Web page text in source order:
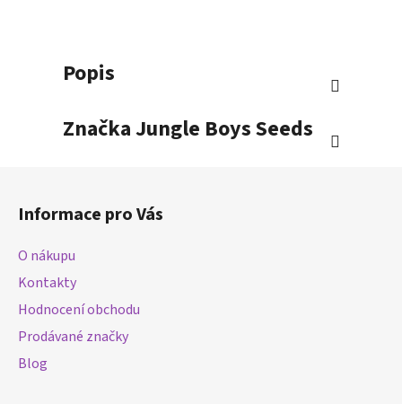
Popis
ZnačkaJungle Boys Seeds
Informace pro Vás
O nákupu
Kontakty
Hodnocení obchodu
Prodávané značky
Blog